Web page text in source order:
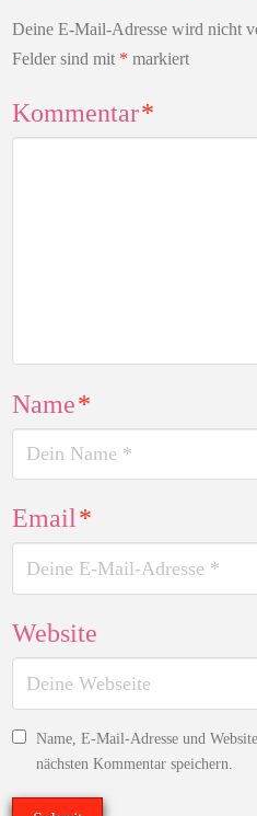
Deine E-Mail-Adresse wird nicht
Felder sind mit * markiert
Kommentar*
Name*
Email*
Website
Name, E-Mail-Adresse und
nächsten Kommentar speichern.